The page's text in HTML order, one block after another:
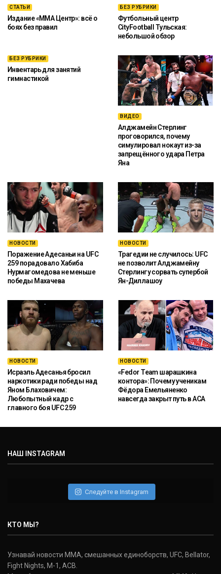
СТАТЬИ
Издание «ММА Центр»: всё о
боях без правил
БЕЗ РУБРИКИ
Футбольный центр
CityFootball Тульская:
небольшой обзор
БЕЗ РУБРИКИ
Инвентарь для занятий
гимнастикой
ВИДЕО
Алджамейн Стерлинг
проговорился, почему
симулировал нокаут из-за
запрещённого удара Петра
Яна
НОВОСТИ
Поражение Адесаньи на UFC
259 порадовало Хабиба
Нурмагомедова не меньше
победы Махачева
НОВОСТИ
Трагедии не случилось: UFC
не позволит Алджамейну
Стерлингу сорвать супербой
Ян-Диллашоу
НОВОСТИ
Исраэль Адесанья бросил
наркотики ради победы над
Яном Блаховичем:
Любопытный кадр с
главного боя UFC 259
НОВОСТИ
«Fedor Team шарашкина
контора»: Почему ученикам
Фёдора Емельяненко
навсегда закрыт путь в ACA
НАШ INSTAGRAM
Следуйте в Instagram
КТО МЫ?
Узнавай новости ММА, смешанных единоборств, UFC, Bellator,
Fight Nights, M-1, ACB.